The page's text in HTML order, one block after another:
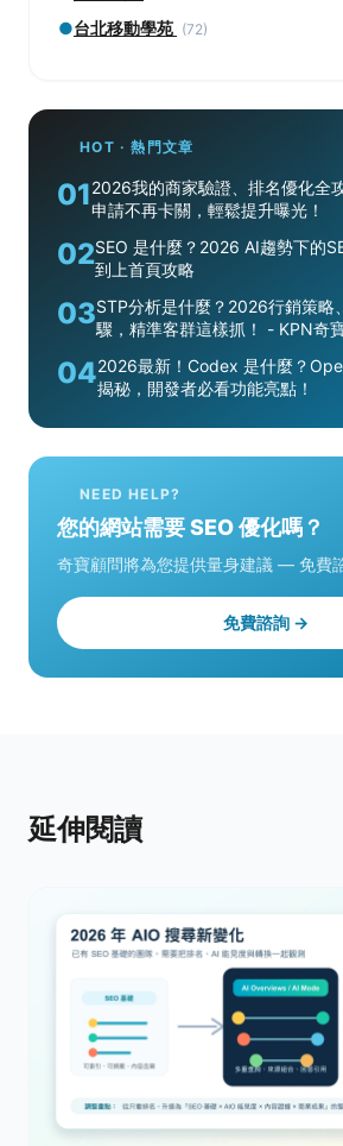
●台北移動學苑 (72)
HOT · 熱門文章
012026我的商家驗證、排名優化全
申請不再卡關，輕鬆提升曝光！
02SEO 是什麼？2026 AI趨勢下的
到上首頁攻略
03STP分析是什麼？2026行銷策略
驟，精準客群這樣抓！ - KPN奇
042026最新！Codex 是什麼？
揭秘，開發者必看功能亮點！
NEED HELP?
您的網站需要 SEO 優化嗎？
奇寶顧問將為您提供量身建議 — 免費
免費諮詢 →
延伸閱讀